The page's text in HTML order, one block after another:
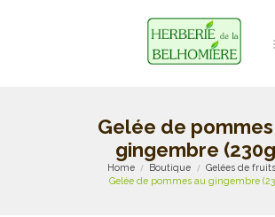
Gelée de
gingembre
Home Boutique
Gelées de fruits
Gelée de pommes au gingembre